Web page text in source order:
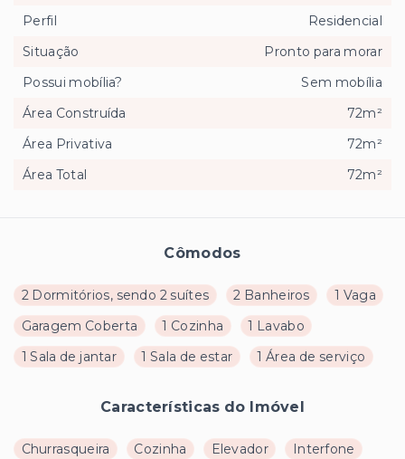
Cômodos
2 Dormitórios, sendo 2 suítes 2 Banheiros
1 Vaga
Garagem Coberta
1 Cozinha
1 Lavabo
1 Sala de jantar
1 Sala de estar 1 Área de serviço
Características do Imóvel
Churrasqueira Cozinha Elevador
Interfone
Perfil
Residencial
Situação
Pronto para morar
Possui mobília?
Sem mobília
Área Construída
72m²
Área Privativa
72m²
Área Total
72m²